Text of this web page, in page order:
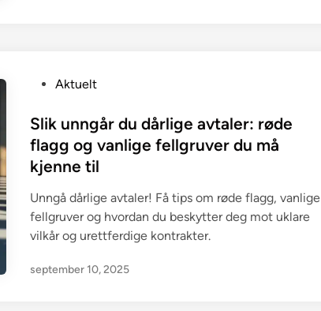
s
t
e
i
n
Aktuelt
Slik unngår du dårlige avtaler: røde
flagg og vanlige fellgruver du må
kjenne til
Unngå dårlige avtaler! Få tips om røde flagg, vanlige
fellgruver og hvordan du beskytter deg mot uklare
vilkår og urettferdige kontrakter.
september 10, 2025